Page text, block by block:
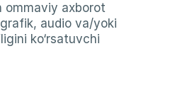
ommaviy axborot
audio va/yoki
ko‘rsatuvchi